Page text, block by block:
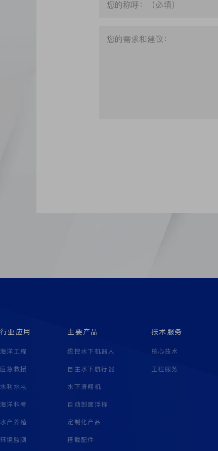
行业应用
海洋工程
应急救援
水利水电
海洋科考
水产养殖
环境监测
主要产品
缆控水下机器人
自主水下航行器
水下滑翔机
自动剖面浮标
定制化产品
搭载配件
技术服务
核心技术
工程服务